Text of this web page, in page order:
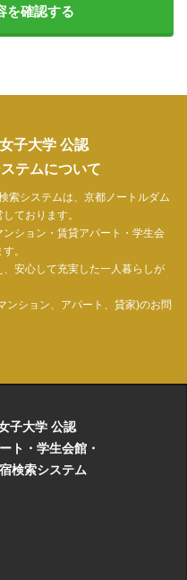
を確認する
子大学 公認
テムについて
索システムは、京都ノートルダム
ております。
ション・賃貸アパート・学生会
。
安心して充実した一人暮らしが
ンション、アパート、貸家)のお問
子大学 公認
ト・学生会館・
検索システム